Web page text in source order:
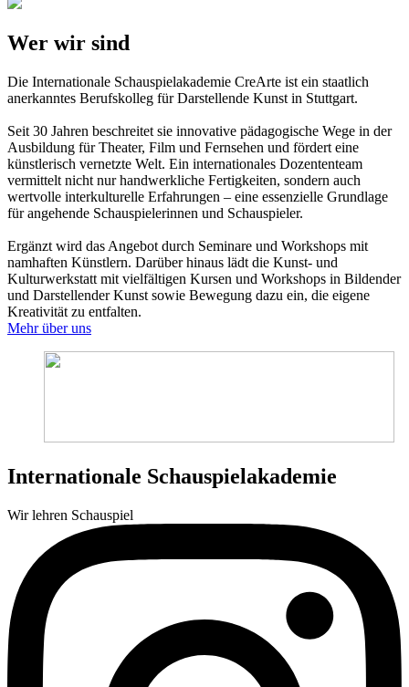
Wer wir sind
Die Internationale Schauspielakademie CreArte ist ein staatlich
anerkanntes Berufskolleg für Darstellende Kunst in Stuttgart.
Seit 30 Jahren beschreitet sie innovative pädagogische Wege in der
Ausbildung für Theater, Film und Fernsehen und fördert eine
künstlerisch vernetzte Welt. Ein internationales Dozententeam
vermittelt nicht nur handwerkliche Fertigkeiten, sondern auch
wertvolle interkulturelle Erfahrungen – eine essenzielle Grundlage
für angehende Schauspielerinnen und Schauspieler.
Ergänzt wird das Angebot durch Seminare und Workshops mit
namhaften Künstlern. Darüber hinaus lädt die Kunst- und
Kulturwerkstatt mit vielfältigen Kursen und Workshops in Bildender
und Darstellender Kunst sowie Bewegung dazu ein, die eigene
Kreativität zu entfalten.
Mehr über uns
Internationale Schauspielakademie
Wir lehren Schauspiel